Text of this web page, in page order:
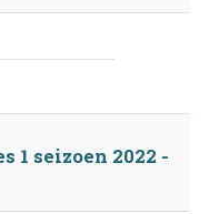
1 seizoen 2022 -